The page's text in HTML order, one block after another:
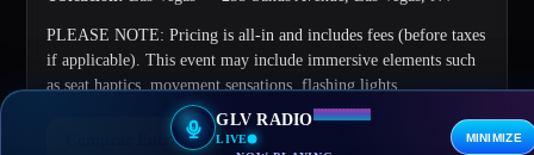
PLEASE NOTE: Pricing is all-in and includes fees (before taxes
if applicable). This event may include immersive elements such
as seat haptics, movement sensations, flashing lights,...
Comprar Entradas
GLV RADIO
LIVE
MINIMIZE